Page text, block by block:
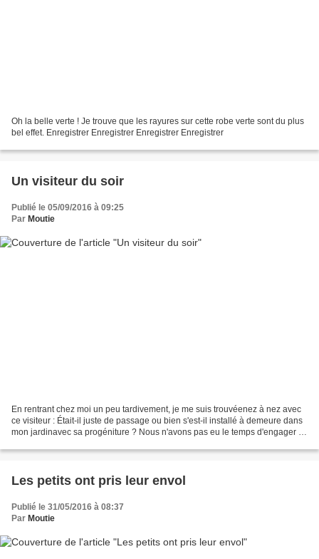
Oh la belle verte ! Je trouve que les rayures sur cette robe verte sont du plus
bel effet. Enregistrer Enregistrer Enregistrer Enregistrer
Un visiteur du soir
Publié le 05/09/2016 à 09:25
Par Moutie
En rentrant chez moi un peu tardivement, je me suis trouvéenez à nez avec
ce visiteur : Était-il juste de passage ou bien s'est-il installé à demeure dans
mon jardinavec sa progéniture ? Nous n'avons pas eu le temps d'engager la
Les petits ont pris leur envol
Publié le 31/05/2016 à 08:37
Par Moutie